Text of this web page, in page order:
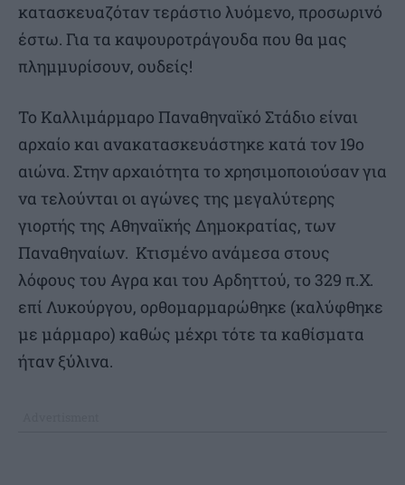
κατασκευαζόταν τεράστιο λυόμενο, προσωρινό
έστω. Για τα καψουροτράγουδα που θα μας
πλημμυρίσουν, ουδείς!
Το Καλλιμάρμαρο Παναθηναϊκό Στάδιο είναι
αρχαίο και ανακατασκευάστηκε κατά τον 19ο
αιώνα. Στην αρχαιότητα το χρησιμοποιούσαν για
να τελούνται οι αγώνες της μεγαλύτερης
γιορτής της Αθηναϊκής Δημοκρατίας, των
Παναθηναίων. Κτισμένο ανάμεσα στους
λόφους του Αγρα και του Αρδηττού, το 329 π.Χ.
επί Λυκούργου, ορθομαρμαρώθηκε (καλύφθηκε
με μάρμαρο) καθώς μέχρι τότε τα καθίσματα
ήταν ξύλινα.